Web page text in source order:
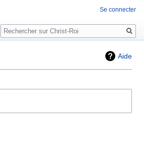
Aide
Se connecter
Rechercher